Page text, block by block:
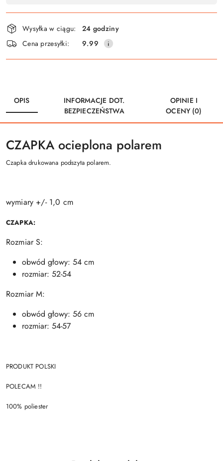
płatność
i
dostawa
Wysyłka w ciągu:
24 godziny
Cena przesyłki:
9.99
OPIS
INFORMACJE DOT.
BEZPIECZEŃSTWA
OPINIE I
OCENY (0)
CZAPKA ocieplona polarem
Czapka drukowana podszyta polarem.
wymiary +/- 1,0 cm
CZAPKA:
Rozmiar S:
obwód głowy: 54 cm
rozmiar: 52-54
Rozmiar M:
obwód głowy: 56 cm
rozmiar: 54-57
PRODUKT POLSKI
POLECAM !!
100% poliester